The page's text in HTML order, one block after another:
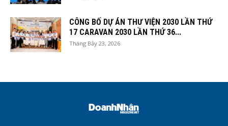
CÔNG BỐ DỰ ÁN THƯ VIỆN 2030 LẦN THỨ
17 CARAVAN 2030 LẦN THỨ 36...
Tháng Bảy 23, 2026